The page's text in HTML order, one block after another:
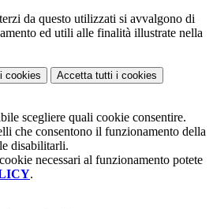
da questo utilizzati si avvalgono di
ed utili alle finalità illustrate nella
i cookies Accetta tutti i cookies
scegliere quali cookie consentire.
che consentono il funzionamento della
disabilitarli.
necessari al funzionamento potete
.